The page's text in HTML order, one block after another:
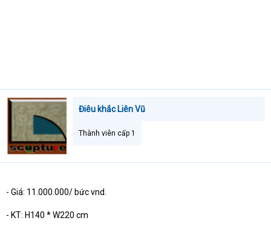
Điêu khắc Liên Vũ
Thành viên cấp 1
- Giá: 11.000.000/ bức vnd.
- KT: H140 * W220 cm